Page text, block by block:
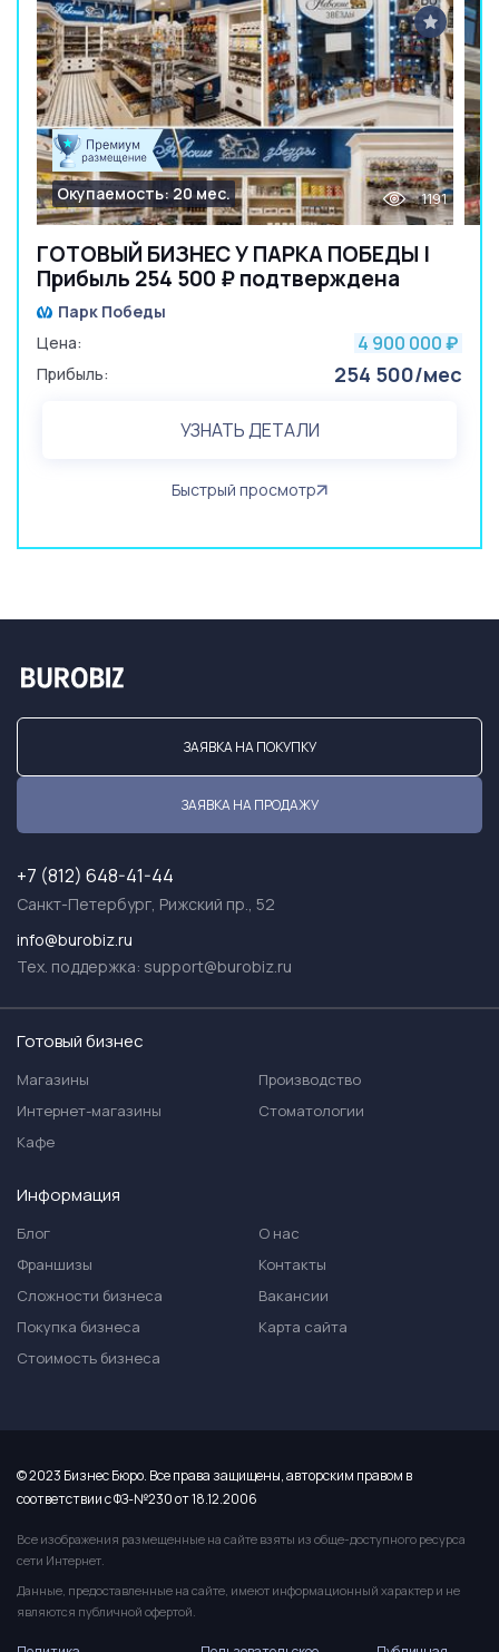
ГОТОВЫЙ БИЗНЕС У ПАРКА ПОБЕДЫ |
Прибыль 254 500 ₽ подтверждена
Окупаемость: 20 мес. 1191
Парк Победы
Цена:
4 900 000 ₽
Прибыль: 254 500/мес
УЗНАТЬ ДЕТАЛИ
Быстрый просмотр
ЗАЯВКА НА ПОКУПКУ
ЗАЯВКА НА ПРОДАЖУ
+7 (812) 648-41-44
Санкт-Петербург, Рижский пр., 52
info@burobiz.ru
Тех. поддержка: support@burobiz.ru
Готовый бизнес
Магазины
Интернет-магазины
Кафе
Производство
Стоматологии
Информация
Блог
Франшизы
Сложности бизнеса
Покупка бизнеса
Стоимость бизнеса
О нас
Контакты
Вакансии
Карта сайта
© 2023 Бизнес Бюро. Все права защищены, авторским правом в
соответствии с ФЗ-№230 от 18.12.2006
Все изображения размещенные на сайте взяты из обще-доступного ресурса
сети Интернет.
Данные, предоставленные на сайте, имеют информационный характер и не
являются публичной офертой.